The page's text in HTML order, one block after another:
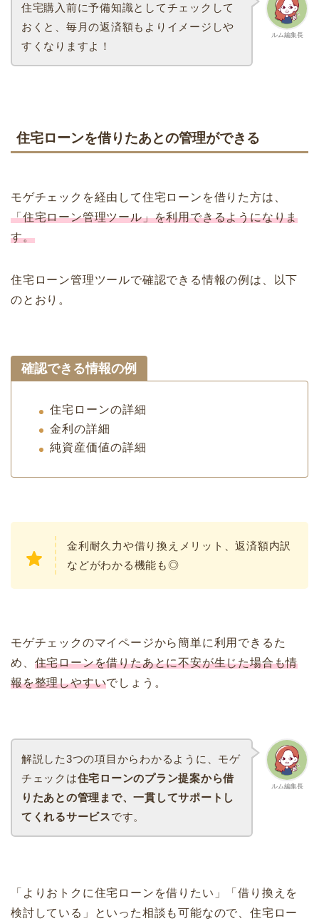
ルム編集長
住宅購入前に予備知識としてチェックして
おくと、毎月の返済額もよりイメージしや
すくなりますよ！
住宅ローンを借りたあとの管理ができる
モゲチェックを経由して住宅ローンを借りた方は、
「住宅ローン管理ツール」を利用できるようになりま
す。
住宅ローン管理ツールで確認できる情報の例は、以下
のとおり。
確認できる情報の例
住宅ローンの詳細
金利の詳細
純資産価値の詳細
金利耐久力や借り換えメリット、返済額内訳
などがわかる機能も◎
モゲチェックのマイページから簡単に利用できるた
め、 住宅ローンを借りたあとに不安が生じた場合も情
報を整理しやすいでしょう。
ルム編集長
解説した3つの項目からわかるように、モゲ
チェックは住宅ローンのプラン提案から借
りたあとの管理まで、一貫してサポートし
てくれるサービスです。
「よりおトクに住宅ローンを借りたい」「借り換えを
検討している」といった相談も可能なので、住宅ロー